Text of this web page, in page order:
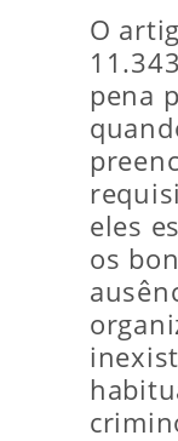
O
pena
eles
os